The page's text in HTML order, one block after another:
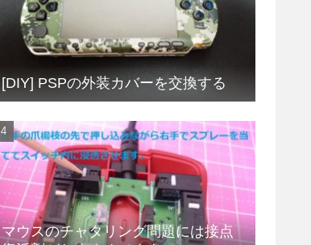
[DIY] PSPの外装カバーを交換する
マウスのチャタリング問題には接点